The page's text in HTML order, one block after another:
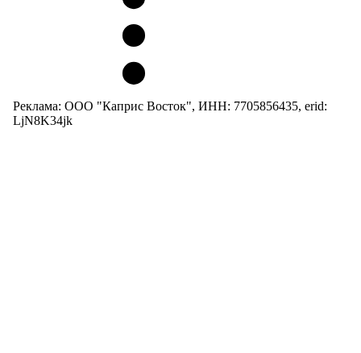
Реклама: ООО "Каприс Восток", ИНН: 7705856435, erid:
LjN8K34jk